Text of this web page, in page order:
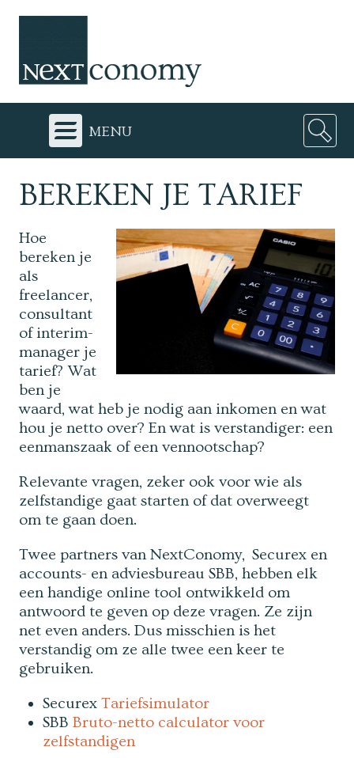
menu
BEREKEN JE TARIEF
Hoe
bereken je
als
freelancer,
consultant
of interim-
manager je
tarief? Wat
ben je
waard, wat heb je nodig aan inkomen en wat
hou je netto over? En wat is verstandiger: een
eenmanszaak of een vennootschap?
Relevante vragen, zeker ook voor wie als
zelfstandige gaat starten of dat overweegt
om te gaan doen.
Twee partners van NextConomy, Securex en
accounts- en adviesbureau SBB, hebben elk
een handige online tool ontwikkeld om
antwoord te geven op deze vragen. Ze zijn
net even anders. Dus misschien is het
verstandig om ze alle twee een keer te
gebruiken.
SecurexTariefsimulator
SBBBruto-netto calculator voor
zelfstandigen